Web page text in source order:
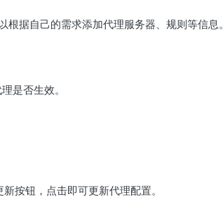
据自己的需求添加代理服务器、规则等信息。
是否生效。
按钮，点击即可更新代理配置。